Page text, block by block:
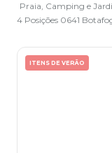
Praia, Camping e
4 Posições 0641
ITENS DE VERÃO
2º sacola
4º mala